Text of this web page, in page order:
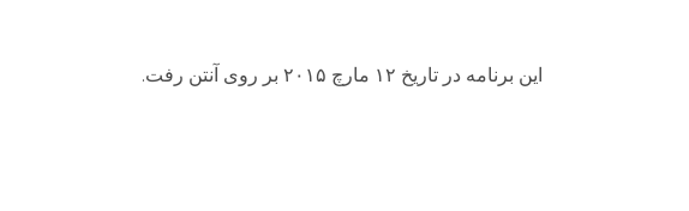
اين برنامه در تاريخ ۱۲ مارچ ۲۰۱۵ بر روى آنتن رفت.